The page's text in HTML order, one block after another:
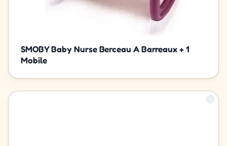
SMOBY Baby Nurse Berceau A Barreaux + 1
Mobile